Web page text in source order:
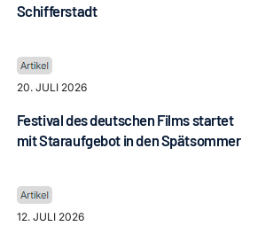
Schifferstadt
20. JULI 2026
Festival des deutschen Films startet
mit Staraufgebot in den Spätsommer
12. JULI 2026